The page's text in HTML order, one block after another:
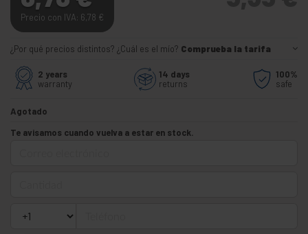
Precio con IVA: 6,78 €
¿Por qué precios distintos? ¿Cuál es el mío? Comprueba la tarifa
2 years
warranty
14 days
returns
100%
safe
Agotado
Te avisamos cuando vuelva a estar en stock.